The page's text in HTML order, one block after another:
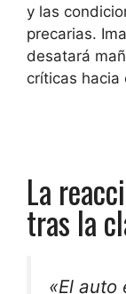
y las
precarias.
desatará
críticas hacia
La
tras la
«El auto